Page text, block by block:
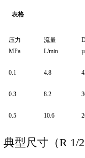
表格
压力
MPa
流量
L/min
0.1 4.8
0.3 8.2
0.5 10.6
典型尺寸（R 1/